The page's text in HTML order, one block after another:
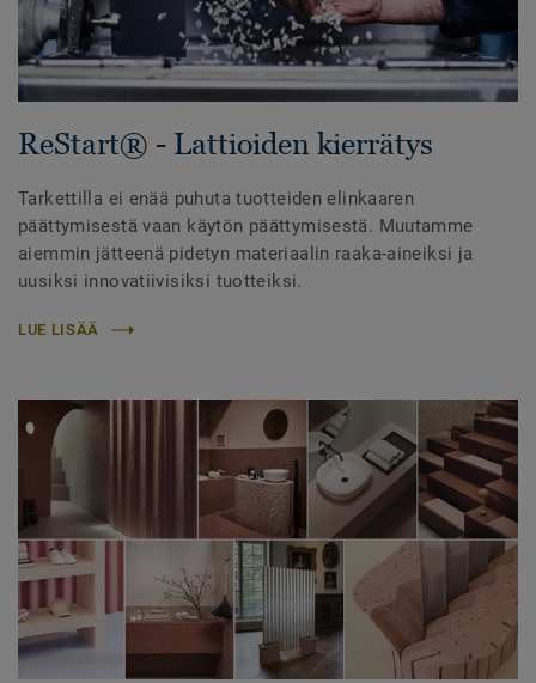
ReStart® - Lattioiden kierrätys
Tarkettilla ei enää puhuta tuotteiden elinkaaren
päättymisestä vaan käytön päättymisestä. Muutamme
aiemmin jätteenä pidetyn materiaalin raaka-aineiksi ja
uusiksi innovatiivisiksi tuotteiksi.
LUE LISÄÄ